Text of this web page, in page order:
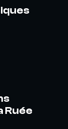
Ruée